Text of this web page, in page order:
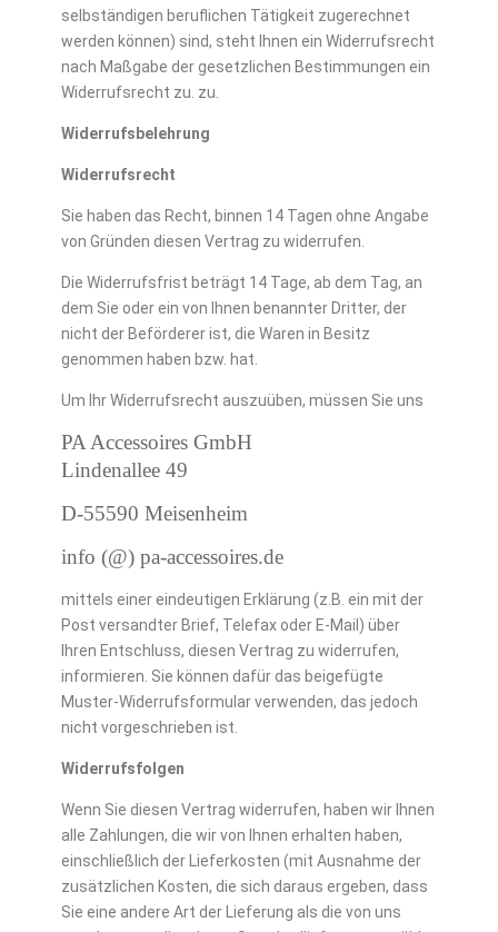
selbständigen beruflichen Tätigkeit zugerechnet
werden können) sind, steht Ihnen ein Widerrufsrecht
nach Maßgabe der gesetzlichen Bestimmungen ein
Widerrufsrecht zu. zu.
Widerrufsbelehrung
Widerrufsrecht
Sie haben das Recht, binnen 14 Tagen ohne Angabe
von Gründen diesen Vertrag zu widerrufen.
Die Widerrufsfrist beträgt 14 Tage, ab dem Tag, an
dem Sie oder ein von Ihnen benannter Dritter, der
nicht der Beförderer ist, die Waren in Besitz
genommen haben bzw. hat.
Um Ihr Widerrufsrecht auszuüben, müssen Sie uns
PA Accessoires GmbH
Lindenallee 49
D-55590 Meisenheim
info (@) pa-accessoires.de
mittels einer eindeutigen Erklärung (z.B. ein mit der
Post versandter Brief, Telefax oder E-Mail) über
Ihren Entschluss, diesen Vertrag zu widerrufen,
informieren. Sie können dafür das beigefügte
Muster-Widerrufsformular verwenden, das jedoch
nicht vorgeschrieben ist.
Widerrufsfolgen
Wenn Sie diesen Vertrag widerrufen, haben wir Ihnen
alle Zahlungen, die wir von Ihnen erhalten haben,
einschließlich der Lieferkosten (mit Ausnahme der
zusätzlichen Kosten, die sich daraus ergeben, dass
Sie eine andere Art der Lieferung als die von uns